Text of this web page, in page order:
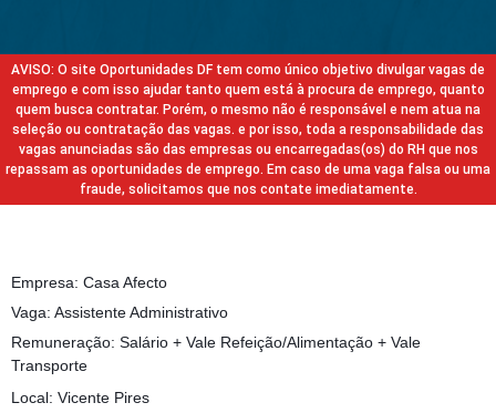
AVISO: O site Oportunidades DF tem como único objetivo divulgar vagas de
emprego e com isso ajudar tanto quem está à procura de emprego, quanto
quem busca contratar. Porém, o mesmo não é responsável e nem atua na
seleção ou contratação das vagas. e por isso, toda a responsabilidade das
vagas anunciadas são das empresas ou encarregadas(os) do RH que nos
repassam as oportunidades de emprego. Em caso de uma vaga falsa ou uma
fraude, solicitamos que nos contate imediatamente.
Empresa: Casa Afecto
Vaga: Assistente Administrativo
Remuneração: Salário + Vale Refeição/Alimentação + Vale
Transporte
Local: Vicente Pires